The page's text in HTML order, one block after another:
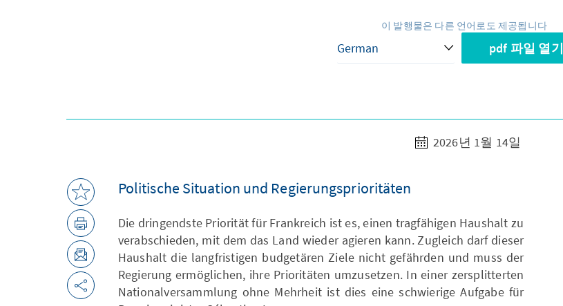
이 발행물은 다른 언어로도 제공됩니다
pdf 파일 열기
2026년 1월 14일
Politische Situation und Regierungsprioritäten
Die dringendste Priorität für Frankreich ist es, einen tragfähigen Haushalt zu
verabschieden, mit dem das Land wieder agieren kann. Zugleich darf dieser
Haushalt die langfristigen budgetären Ziele nicht gefährden und muss der
Regierung ermöglichen, ihre Prioritäten umzusetzen. In einer zersplitterten
Nationalversammlung ohne Mehrheit ist dies eine schwierige Aufgabe für